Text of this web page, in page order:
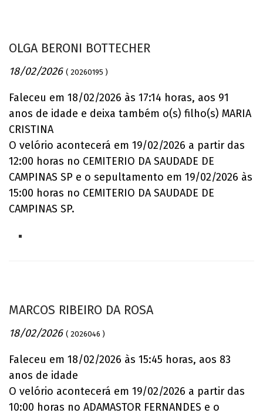
OLGA BERONI BOTTECHER
18/02/2026 ( 20260195 )
Faleceu em 18/02/2026 às 17:14 horas, aos 91
anos de idade e deixa também o(s) filho(s) MARIA
CRISTINA
O velório acontecerá em 19/02/2026 a partir das
12:00 horas no CEMITERIO DA SAUDADE DE
CAMPINAS SP e o sepultamento em 19/02/2026 às
15:00 horas no CEMITERIO DA SAUDADE DE
CAMPINAS SP.
MARCOS RIBEIRO DA ROSA
18/02/2026 ( 2026046 )
Faleceu em 18/02/2026 às 15:45 horas, aos 83
anos de idade
O velório acontecerá em 19/02/2026 a partir das
10:00 horas no ADAMASTOR FERNANDES e o